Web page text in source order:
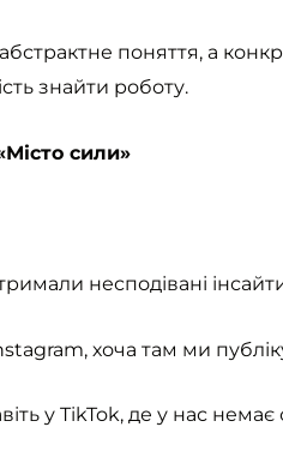
поняття, а
знайти роботу.
сили»
несподівані
хоча там ми
у TikTok, де у нас немає